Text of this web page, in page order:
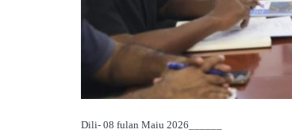
Dili- 08 fulan Maiu 2026______